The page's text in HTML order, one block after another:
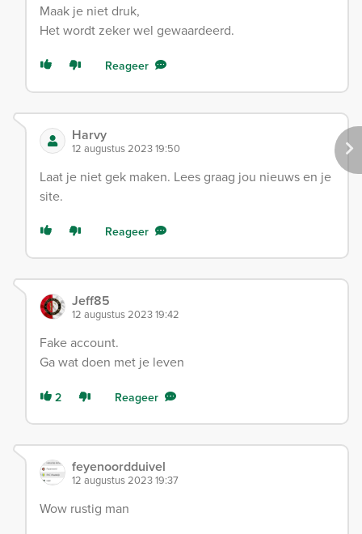
Maak je niet druk,
Het wordt zeker wel gewaardeerd.
Reageer
Harvy
12 augustus 2023 19:50
Laat je niet gek maken. Lees graag jou nieuws en je
site.
Reageer
Jeff85
12 augustus 2023 19:42
Fake account.
Ga wat doen met je leven
2 Reageer
feyenoordduivel
12 augustus 2023 19:37
Wow rustig man